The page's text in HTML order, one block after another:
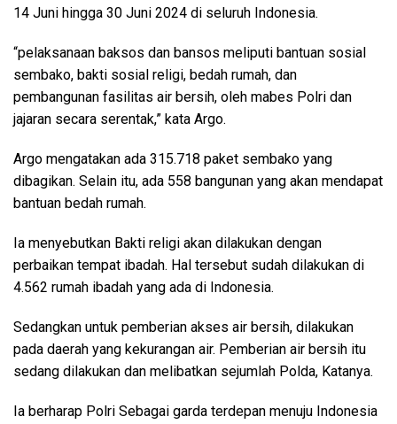
14 Juni hingga 30 Juni 2024 di seluruh Indonesia.
“pelaksanaan baksos dan bansos meliputi bantuan sosial
sembako, bakti sosial religi, bedah rumah, dan
pembangunan fasilitas air bersih, oleh mabes Polri dan
jajaran secara serentak,” kata Argo.
Argo mengatakan ada 315.718 paket sembako yang
dibagikan. Selain itu, ada 558 bangunan yang akan mendapat
bantuan bedah rumah.
Ia menyebutkan Bakti religi akan dilakukan dengan
perbaikan tempat ibadah. Hal tersebut sudah dilakukan di
4.562 rumah ibadah yang ada di Indonesia.
Sedangkan untuk pemberian akses air bersih, dilakukan
pada daerah yang kekurangan air. Pemberian air bersih itu
sedang dilakukan dan melibatkan sejumlah Polda, Katanya.
Ia berharap Polri Sebagai garda terdepan menuju Indonesia